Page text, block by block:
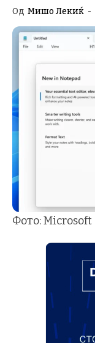
Од Мишо Лекиќ -
Фото: Microsoft